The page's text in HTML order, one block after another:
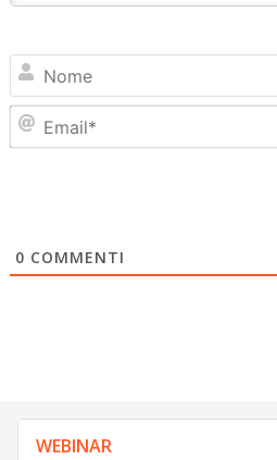
0 COMMENTI
WEBINAR